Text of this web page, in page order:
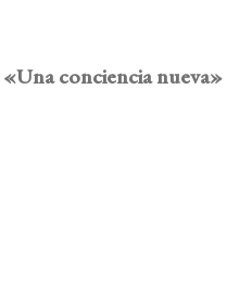
conciencia nueva»